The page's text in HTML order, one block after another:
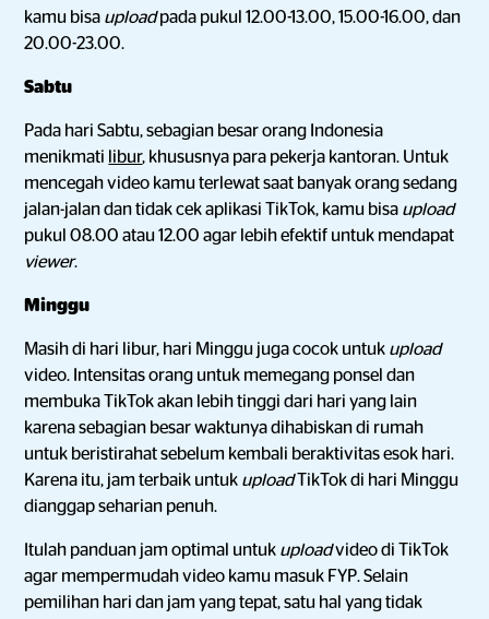
kamu bisa uploadpada pukul 12.00-13.00, 15.00-16.00, dan
20.00-23.00.
Sabtu
Pada hari Sabtu, sebagian besar orang Indonesia
menikmati libur, khususnya para pekerja kantoran. Untuk
mencegah video kamu terlewat saat banyak orang sedang
jalan-jalan dan tidak cek aplikasi TikTok, kamu bisa upload
pukul 08.00 atau 12.00 agar lebih efektif untuk mendapat
viewer.
Minggu
Masih di hari libur, hari Minggu juga cocok untuk upload
video. Intensitas orang untuk memegang ponsel dan
membuka TikTok akan lebih tinggi dari hari yang lain
karena sebagian besar waktunya dihabiskan di rumah
untuk beristirahat sebelum kembali beraktivitas esok hari.
Karena itu, jam terbaik untuk uploadTikTok di hari Minggu
dianggap seharian penuh.
Itulah panduan jam optimal untuk uploadvideo di TikTok
agar mempermudah video kamu masuk FYP. Selain
pemilihan hari dan jam yang tepat, satu hal yang tidak